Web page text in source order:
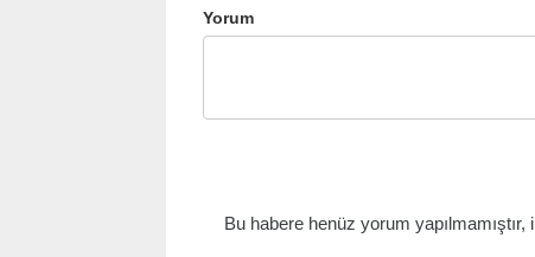
Yorum
Bu habere henüz yorum